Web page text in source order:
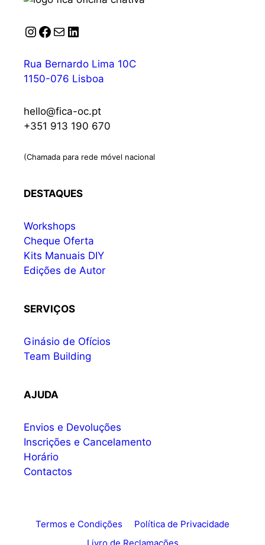
Instagram
Facebook
Correio
LinkedIn
Rua Bernardo Lima 10C
1150-076 Lisboa
hello@fica-oc.pt
+351 913 190 670
(Chamada para rede móvel nacional
DESTAQUES
Workshops
Cheque Oferta
Kits Manuais DIY
Edições de Autor
SERVIÇOS
Ginásio de Ofícios
Team Building
AJUDA
Envios e Devoluções
Inscrições e Cancelamento
Horário
Contactos
Termos e Condições
Política de Privacidade